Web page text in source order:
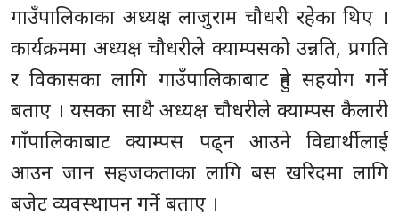
गाउँपालिकाका अध्यक्ष लाजुराम चौधरी रहेका थिए ।
कार्यक्रममा अध्यक्ष चौधरीले क्याम्पसको उन्नति, प्रगति
र विकासका लागि गाउँपालिकाबाट हुने सहयोग गर्ने
बताए । यसका साथै अध्यक्ष चौधरीले क्याम्पस कैलारी
गाँपालिकाबाट क्याम्पस पढ्न आउने विद्यार्थीलाई
आउन जान सहजकताका लागि बस खरिदमा लागि
बजेट व्यवस्थापन गर्ने बताए ।